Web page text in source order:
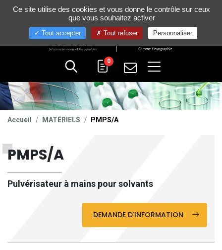
+33 (0)4 75 58 80 10
0
Accueil MATÉRIELS PMPS/A
PMPS/A
Pulvérisateur à mains pour solvants
DEMANDE D'INFORMATION
Gestion de vos préférences sur les cookies
Ce site utilise des cookies et vous donne le contrôle sur ceux
que vous souhaitez activer
Tout accepter Tout refuser Personnaliser